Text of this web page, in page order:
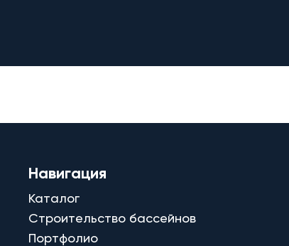
Навигация
Каталог
Строительство бассейнов
Портфолио